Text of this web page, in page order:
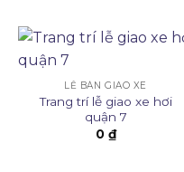
LỄ BÀN GIAO XE
Trang trí lễ giao xe hơi
quận 7
0 ₫